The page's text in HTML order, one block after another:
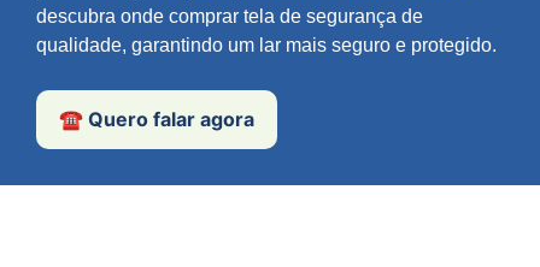
descubra onde comprar tela de segurança de
qualidade, garantindo um lar mais seguro e protegido.
☎️ Quero falar agora